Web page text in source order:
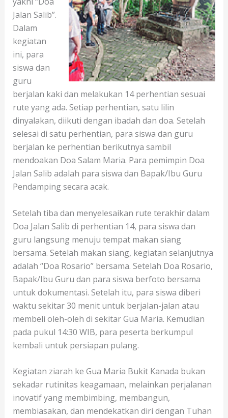
Jalan Salib”.
Dalam
kegiatan
ini, para
siswa dan
guru
berjalan kaki dan melakukan 14 perhentian sesuai
rute yang ada. Setiap perhentian, satu lilin
dinyalakan, diikuti dengan ibadah dan doa. Setelah
selesai di satu perhentian, para siswa dan guru
berjalan ke perhentian berikutnya sambil
mendoakan Doa Salam Maria. Para pemimpin Doa
Jalan Salib adalah para siswa dan Bapak/Ibu Guru
Pendamping secara acak.
Setelah tiba dan menyelesaikan rute terakhir dalam
Doa Jalan Salib di perhentian 14, para siswa dan
guru langsung menuju tempat makan siang
bersama. Setelah makan siang, kegiatan selanjutnya
adalah “Doa Rosario” bersama. Setelah Doa Rosario,
Bapak/Ibu Guru dan para siswa berfoto bersama
untuk dokumentasi. Setelah itu, para siswa diberi
waktu sekitar 30 menit untuk berjalan-jalan atau
membeli oleh-oleh di sekitar Gua Maria. Kemudian
pada pukul 14:30 WIB, para peserta berkumpul
kembali untuk persiapan pulang.
Kegiatan ziarah ke Gua Maria Bukit Kanada bukan
sekadar rutinitas keagamaan, melainkan perjalanan
inovatif yang membimbing, membangun,
membiasakan, dan mendekatkan diri dengan Tuhan